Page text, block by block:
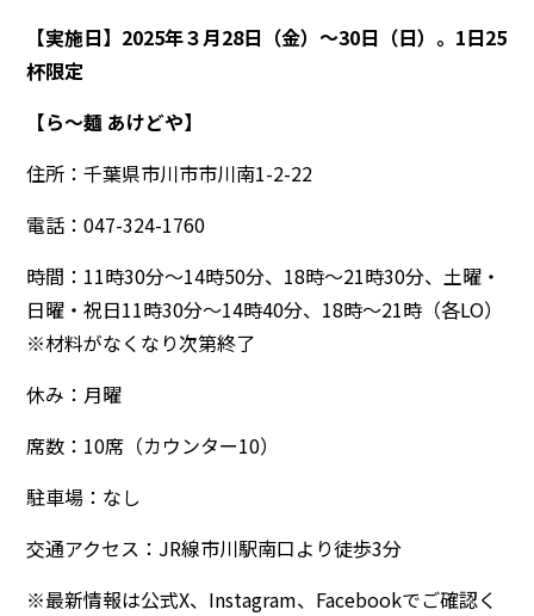
【実施日】2025年３月28日（金）～30日（日）。1日25
杯限定
【ら～麺 あけどや】
住所：千葉県市川市市川南1-2-22
電話：047-324-1760
時間：11時30分～14時50分、18時～21時30分、土曜・
日曜・祝日11時30分～14時40分、18時～21時（各LO）
※材料がなくなり次第終了
休み：月曜
席数：10席（カウンター10）
駐車場：なし
交通アクセス：JR線市川駅南口より徒歩3分
※最新情報は公式X、Instagram、Facebookでご確認く